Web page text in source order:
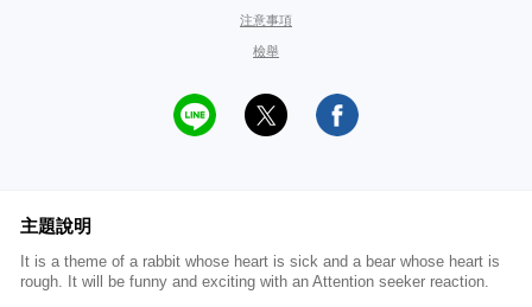
注意事項
檢舉
主題說明
It is a theme of a rabbit whose heart is sick and a bear whose heart is
rough. It will be funny and exciting with an Attention seeker reaction.